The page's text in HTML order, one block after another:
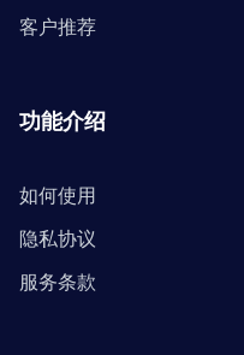
客户推荐
功能介绍
如何使用
隐私协议
服务条款